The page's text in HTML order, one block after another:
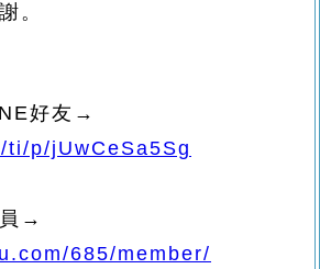
。
好友→
p/jUwCeSa5Sg
→
685/member/